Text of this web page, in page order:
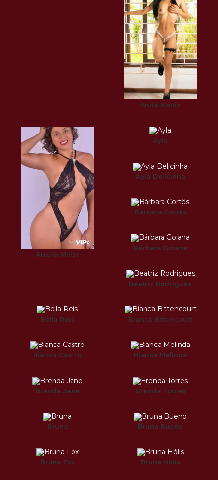
Anita Moniz
Ariella Miller
Ayla
Ayla Delicinha
Bárbara Cortês
Bárbara Goiana
Beatriz Rodrigues
Bella Reis Bianca Bittencourt
Bianca Castro Bianca Melinda
Brenda Jane Brenda Torres
Bruna Bruna Bueno
Bruna Fox Bruna Hólis